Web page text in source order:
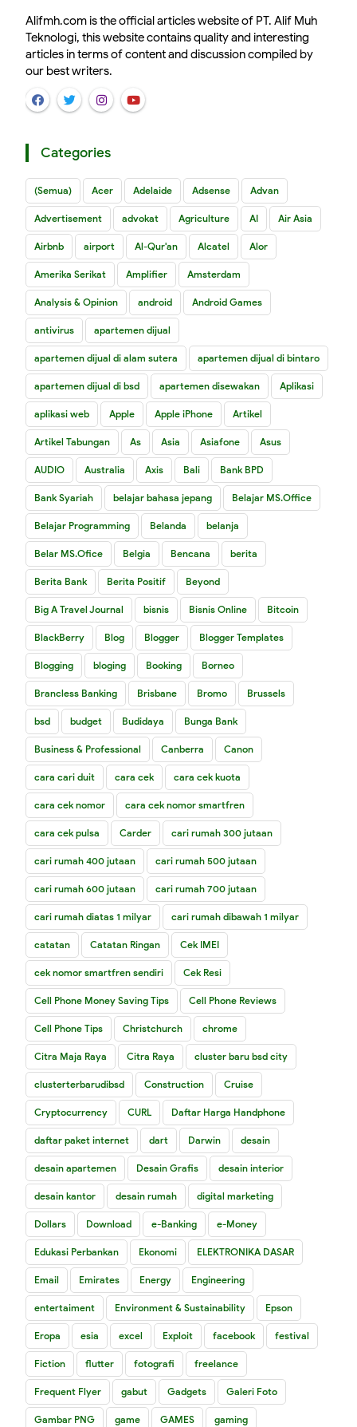
Alifmh.com is the official articles website of PT. Alif Muh
Teknologi, this website contains quality and interesting
articles in terms of content and discussion compiled by
our best writers.
Categories
(Semua) Acer Adelaide Adsense Advan
Advertisement advokat Agriculture AI Air Asia
Airbnb airport Al-Qur'an Alcatel Alor
Amerika Serikat Amplifier Amsterdam
Analysis & Opinion android Android Games
antivirus apartemen dijual
apartemen dijual di alam sutera apartemen dijual di bintaro
apartemen dijual di bsd apartemen disewakan Aplikasi
aplikasi web Apple Apple iPhone Artikel
Artikel Tabungan As Asia Asiafone Asus
AUDIO Australia Axis Bali Bank BPD
Bank Syariah belajar bahasa jepang Belajar MS.Office
Belajar Programming Belanda belanja
Belar MS.Ofice Belgia Bencana berita
Berita Bank Berita Positif Beyond
Big A Travel Journal bisnis Bisnis Online Bitcoin
BlackBerry Blog Blogger Blogger Templates
Blogging bloging Booking Borneo
Brancless Banking Brisbane Bromo Brussels
bsd budget Budidaya Bunga Bank
Business & Professional Canberra Canon
cara cari duit cara cek cara cek kuota
cara cek nomor cara cek nomor smartfren
cara cek pulsa Carder cari rumah 300 jutaan
cari rumah 400 jutaan cari rumah 500 jutaan
cari rumah 600 jutaan cari rumah 700 jutaan
cari rumah diatas 1 milyar cari rumah dibawah 1 milyar
catatan Catatan Ringan Cek IMEI
cek nomor smartfren sendiri Cek Resi
Cell Phone Money Saving Tips Cell Phone Reviews
Cell Phone Tips Christchurch chrome
Citra Maja Raya Citra Raya cluster baru bsd city
clusterterbarudibsd Construction Cruise
Cryptocurrency CURL Daftar Harga Handphone
daftar paket internet dart Darwin desain
desain apartemen Desain Grafis desain interior
desain kantor desain rumah digital marketing
Dollars Download e-Banking e-Money
Edukasi Perbankan Ekonomi ELEKTRONIKA DASAR
Email Emirates Energy Engineering
entertaiment Environment & Sustainability Epson
Eropa esia excel Exploit facebook festival
Fiction flutter fotografi freelance
Frequent Flyer gabut Gadgets Galeri Foto
Gambar PNG game GAMES gaming